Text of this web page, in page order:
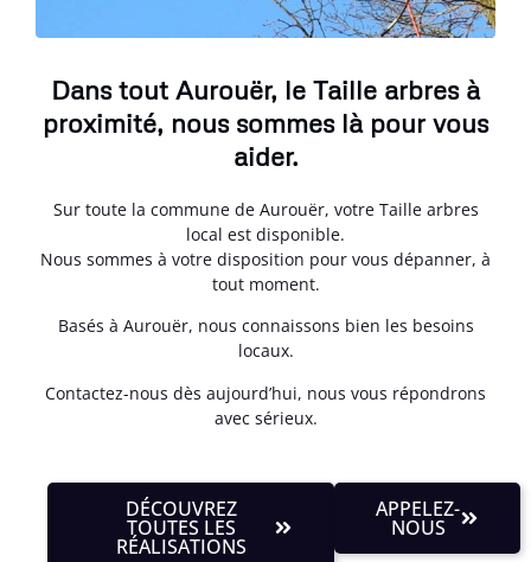
Dans tout Aurouër, le Taille arbres à
proximité, nous sommes là pour vous
aider.
Sur toute la commune de Aurouër, votre Taille arbres
local est disponible.
Nous sommes à votre disposition pour vous dépanner, à
tout moment.
Basés à Aurouër, nous connaissons bien les besoins
locaux.
Contactez-nous dès aujourd’hui, nous vous répondrons
avec sérieux.
DÉCOUVREZ
TOUTES LES
RÉALISATIONS
APPELEZ-
NOUS